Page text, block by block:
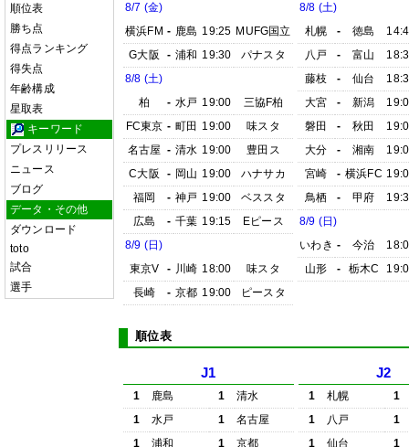
順位表
勝ち点
得点ランキング
得失点
年齢構成
星取表
キーワード
プレスリリース
ニュース
ブログ
データ・その他
ダウンロード
toto
試合
選手
8/7 (金)
横浜FM - 鹿島 19:25 MUFG国立
G大阪
- 浦和 19:30
パナスタ
8/8 (土)
柏
- 水戸 19:00
三協F柏
FC東京 - 町田 19:00
味スタ
名古屋 - 清水 19:00
豊田ス
C大阪
- 岡山 19:00
ハナサカ
福岡
- 神戸 19:00
ベススタ
広島
- 千葉 19:15
Eピース
8/9 (日)
東京V
- 川崎 18:00
味スタ
長崎
- 京都 19:00 ピースタ
8/8 (土)
札幌
- 徳島
八戸
- 富山
藤枝
- 仙台
大宮
- 新潟
磐田
- 秋田
大分
- 湘南
宮崎
- 横浜FC
鳥栖
- 甲府
8/9 (日)
いわき - 今治
山形
- 栃木C
順位表
J1
1 鹿島 1
清水
1
水戸 1
名古屋
1
浦和 1
京都
J2
1 札幌
1
1
八戸
1
1
仙台
1